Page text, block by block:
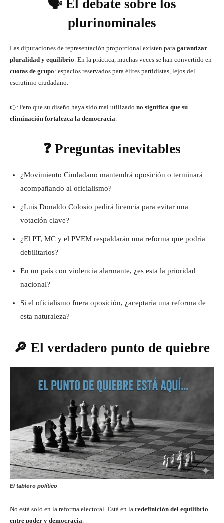
🗣️ El debate sobre los
plurinominales
Las diputaciones de representación proporcional existen para garantizar
pluralidad y equilibrio. En la práctica, muchas veces se han convertido en
cuotas de grupo: espacios reservados para élites partidistas, lejos del
escrutinio ciudadano.
👉 Pero que su diseño haya sido mal utilizado no significa que su
eliminación fortalezca la democracia.
❓ Preguntas inevitables
¿Movimiento Ciudadano mantendrá oposición o terminará
acompañando al oficialismo?
¿Luis Donaldo Colosio pedirá licencia para evitar una
votación clave?
¿El PT, MC y el PVEM respaldarán una reforma que podría
debilitarlos?
En un país con violencia alarmante, ¿es esta la prioridad
nacional?
Si el oficialismo fuera oposición, ¿aceptaría una reforma de
esta naturaleza?
🔎 El verdadero punto de quiebre
El tablero político
No está solo en la reforma electoral. Está en la redefinición del equilibrio
entre poder y democracia.